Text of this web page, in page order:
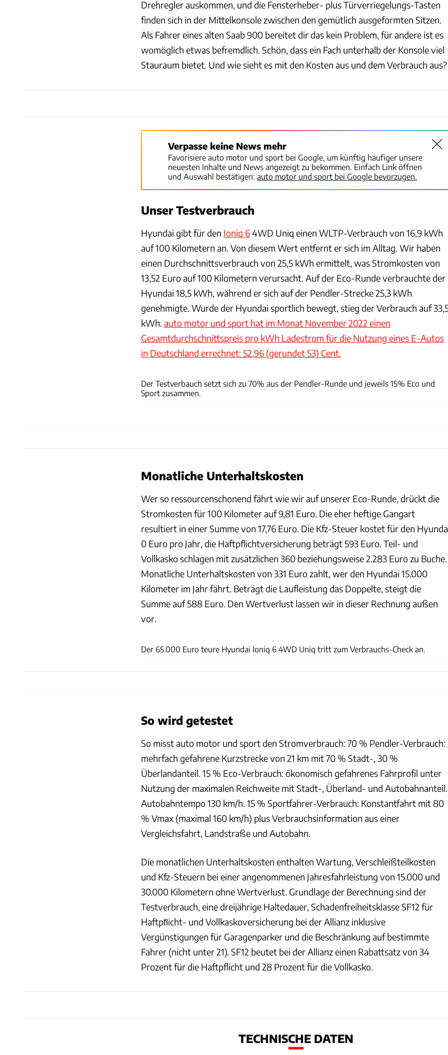
Drehregler auskommen, und die Fensterheber- plus Türverriegelungs-Tasten
finden sich in der Mittelkonsole zwischen den gemütlich ausgeformten Sitzen.
Als Fahrer eines alten Saab 900 bereitet dir das kein Problem, für andere ist es
womöglich etwas befremdlich. Schön, dass ein Fach unterhalb der Konsole viel
Stauraum bietet. Und wie sieht es mit den Kosten aus und dem Verbrauch aus?
Verpasse keine News mehr
Favorisiere auto motor und sport bei Google, um künftig häufiger unsere
neuesten Inhalte und News angezeigt zu bekommen. Einfach Link öffnen
und Auswahl bestätigen: auto motor und sport bei Google bevorzugen.
Unser Testverbrauch
Hyundai gibt für den Ioniq 64WD Uniq einen WLTP-Verbrauch von 16,9 kWh
auf 100 Kilometern an. Von diesem Wert entfernt er sich im Alltag. Wir haben
einen Durchschnittsverbrauch von 25,5 kWh ermittelt, was Stromkosten von
13,52 Euro auf 100 Kilometern verursacht. Auf der Eco-Runde verbrauchte der
Hyundai 18,5 kWh, während er sich auf der Pendler-Strecke 25,3 kWh
genehmigte. Wurde der Hyundai sportlich bewegt, stieg der Verbrauch auf
kWh. auto motor und sport hat im Monat November 2022 einen
Gesamtdurchschnittspreis pro kWh Ladestrom für die Nutzung eines E-Autos
in Deutschland errechnet: 52,96 (gerundet 53) Cent.
Der Testverbauch setzt sich zu 70% aus der Pendler-Runde und jeweils 15% Eco und
Sport zusammen.
Monatliche Unterhaltskosten
Wer so ressourcenschonend fährt wie wir auf unserer Eco-Runde, drückt die
Stromkosten für 100 Kilometer auf 9,81 Euro. Die eher heftige Gangart
resultiert in einer Summe von 17,76 Euro. Die Kfz-Steuer kostet für den
0 Euro pro Jahr, die Haftpflichtversicherung beträgt 593 Euro. Teil- und
Vollkasko schlagen mit zusätzlichen 360 beziehungsweise 2.283 Euro zu Buche.
Monatliche Unterhaltskosten von 331 Euro zahlt, wer den Hyundai 15.000
Kilometer im Jahr fährt. Beträgt die Laufleistung das Doppelte, steigt die
Summe auf 588 Euro. Den Wertverlust lassen wir in dieser Rechnung außen
vor.
Der 65.000 Euro teure Hyundai Ioniq 6 4WD Uniq tritt zum Verbrauchs-Check an.
So wird getestet
So misst auto motor und sport den Stromverbrauch: 70 % Pendler-Verbrauch:
mehrfach gefahrene Kurzstrecke von 21 km mit 70 % Stadt-, 30 %
Überlandanteil. 15 % Eco-Verbrauch: ökonomisch gefahrenes Fahrprofil unter
Nutzung der maximalen Reichweite mit Stadt-, Überland- und Autobahnanteil.
Autobahntempo 130 km/h. 15 % Sportfahrer-Verbrauch: Konstantfahrt mit 80
% Vmax (maximal 160 km/h) plus Verbrauchsinformation aus einer
Vergleichsfahrt, Landstraße und Autobahn.
Die monatlichen Unterhaltskosten enthalten Wartung, Verschleißteilkosten
und Kfz-Steuern bei einer angenommenen Jahresfahrleistung von 15.000 und
30.000 Kilometern ohne Wertverlust. Grundlage der Berechnung sind der
Testverbrauch, eine dreijährige Haltedauer, Schadenfreiheitsklasse SF12 für
Haftpﬂicht- und Vollkaskoversicherung bei der Allianz inklusive
Vergünstigungen für Garagenparker und die Beschränkung auf bestimmte
Fahrer (nicht unter 21). SF12 beutet bei der Allianz einen Rabattsatz von 34
Prozent für die Haftpflicht und 28 Prozent für die Vollkasko.
TECHNISCHE DATEN